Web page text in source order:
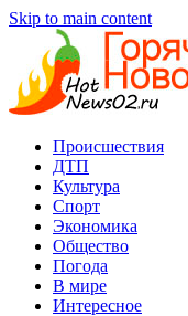
Skip to main content
Происшествия
ДТП
Культура
Спорт
Экономика
Общество
Погода
В мире
Интересное